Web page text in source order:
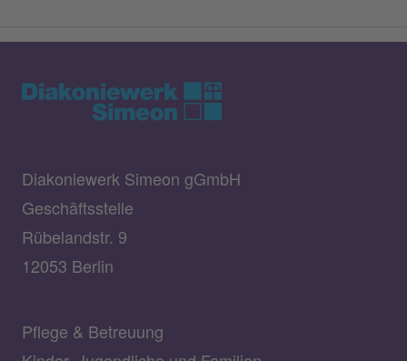
Diakoniewerk Simeon gGmbH
Geschäftsstelle
Rübelandstr. 9
12053 Berlin
Pflege & Betreuung